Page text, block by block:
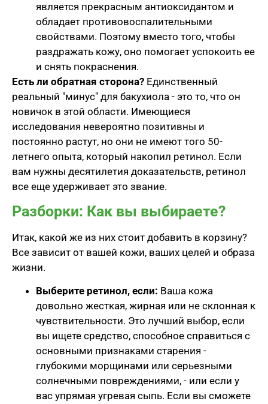
является прекрасным антиоксидантом и
обладает противовоспалительными
свойствами. Поэтому вместо того, чтобы
раздражать кожу, оно помогает успокоить ее
и снять покраснения.
Есть ли обратная сторона? Единственный
реальный "минус" для бакухиола - это то, что он
новичок в этой области. Имеющиеся
исследования невероятно позитивны и
постоянно растут, но они не имеют того 50-
летнего опыта, который накопил ретинол. Если
вам нужны десятилетия доказательств, ретинол
все еще удерживает это звание.
Разборки: Как вы выбираете?
Итак, какой же из них стоит добавить в корзину?
Все зависит от вашей кожи, ваших целей и образа
жизни.
Выберите ретинол, если: Ваша кожа
довольно жесткая, жирная или не склонная к
чувствительности. Это лучший выбор, если
вы ищете средство, способное справиться с
основными признаками старения -
глубокими морщинами или серьезными
солнечными повреждениями, - или если у
вас упрямая угревая сыпь. Если вы сможете